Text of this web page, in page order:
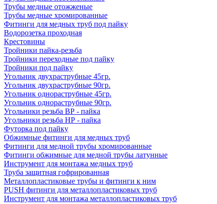
Трубы медные отожженые
Трубы медные хромированные
Фитинги для медных труб под пайку
Водорозетка проходная
Крестовины
Тройники пайка-резьба
Тройники переходные под пайку
Тройники под пайку
Угольник двухраструбные 45гр.
Угольник двухраструбные 90гр.
Угольник однораструбные 45гр.
Угольник однораструбные 90гр.
Угольники резьба ВР - пайка
Угольники резьба НР - пайка
Футорка под пайку
Обжимные фитинги для медных труб
Фитинги для медной трубы хромированные
Фитинги обжимные для медной трубы латунные
Инструмент для монтажа медных труб
Труба защитная гофрированная
Металлопластиковые трубы и фитинги к ним
PUSH фитинги для металлопластиковых труб
Инструмент для монтажа металлопластиковых труб